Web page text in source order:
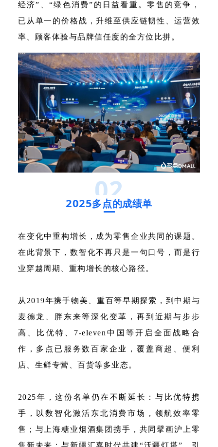
经济”、“绿色消费”的日益看重。零售的竞争，
已从单一的价格战，升维至供应链韧性、运营效
率、顾客体验与品牌信任度的全方位比拼。
02
2025多点的成绩单
在变化中重构增长，成为零售企业共同的课题。
在此背景下，数智化不再只是一句口号，而是行
业穿越周期、重构增长的核心路径。
从2019年携手物美、重百等早期探索，到中期与
麦德龙、胖东来等深化变革，再到近期与步步
高、比优特、7-eleven中国等开启全面战略合
作，多点已服务数百家企业，覆盖商超、便利
店、生鲜专营、百货等多业态。
2025年，这份名单仍在不断延长：与比优特携
手，以数智化激活东北消费市场，领航效率零
售；与上海糖业烟酒集团携手，共同擘画沪上零